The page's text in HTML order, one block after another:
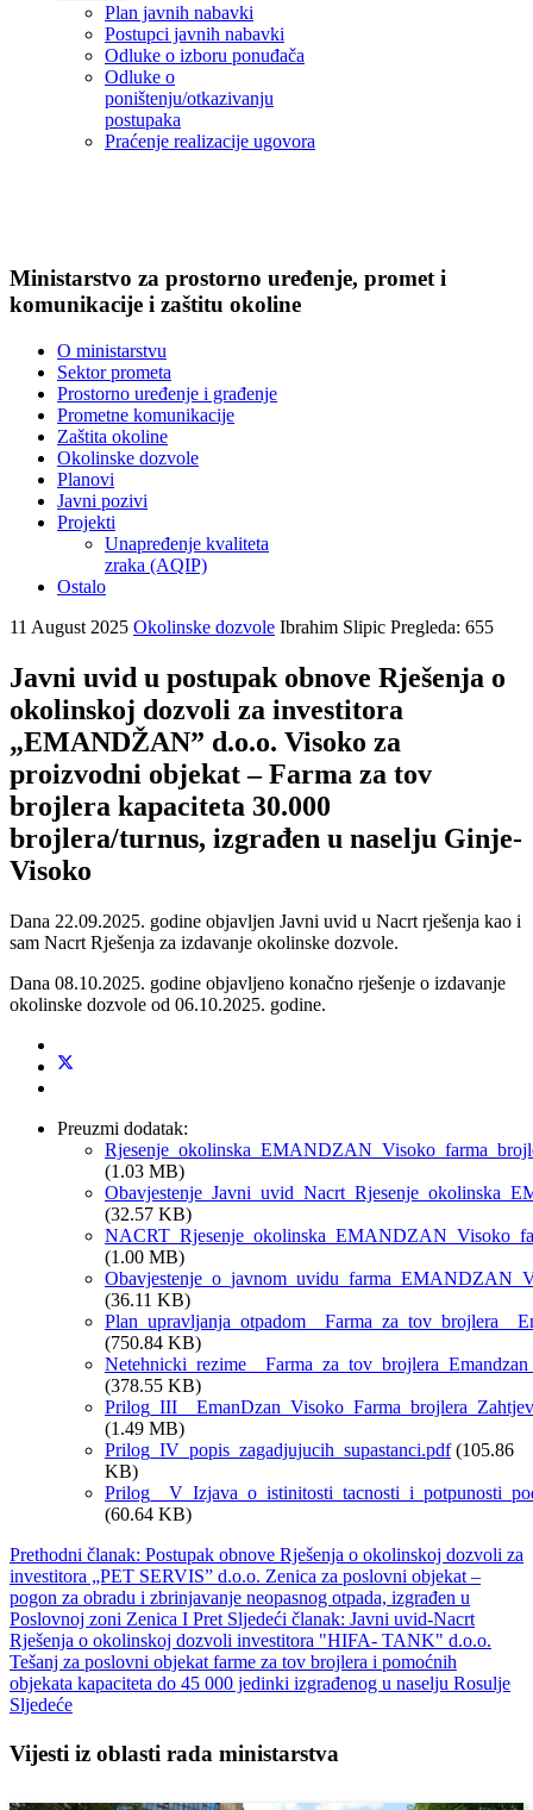
Plan javnih nabavki
Postupci javnih nabavki
Odluke o izboru ponuđača
Odluke o
poništenju/otkazivanju
postupaka
Praćenje realizacije ugovora
Ministarstvo za prostorno uređenje, promet i
komunikacije i zaštitu okoline
O ministarstvu
Sektor prometa
Prostorno uređenje i građenje
Prometne komunikacije
Zaštita okoline
Okolinske dozvole
Planovi
Javni pozivi
Projekti
Unapređenje kvaliteta
zraka (AQIP)
Ostalo
11 August 2025 Okolinske dozvole Ibrahim Slipic Pregleda: 655
Javni uvid u postupak obnove Rješenja o
okolinskoj dozvoli za investitora
„EMANDŽAN” d.o.o. Visoko za
proizvodni objekat – Farma za tov
brojlera kapaciteta 30.000
brojlera/turnus, izgrađen u naselju Ginje-
Visoko
Dana 22.09.2025. godine objavljen Javni uvid u Nacrt rješenja kao i
sam Nacrt Rješenja za izdavanje okolinske dozvole.
Dana 08.10.2025. godine objavljeno konačno rješenje o izdavanje
okolinske dozvole od 06.10.2025. godine.
Preuzmi dodatak:
(1.03 MB)
(32.57 KB)
(1.00 MB)
(36.11 KB)
(750.84 KB)
(378.55 KB)
(1.49 MB)
Prilog_IV_popis_zagadjujucih_supastanci.pdf(105.86
KB)
(60.64 KB)
Prethodni članak: Postupak obnove Rješenja o okolinskoj dozvoli za
investitora „PET SERVIS” d.o.o. Zenica za poslovni objekat –
pogon za obradu i zbrinjavanje neopasnog otpada, izgrađen u
Poslovnoj zoni Zenica I Pret Sljedeći članak: Javni uvid-Nacrt
Rješenja o okolinskoj dozvoli investitora "HIFA- TANK" d.o.o.
Tešanj za poslovni objekat farme za tov brojlera i pomoćnih
objekata kapaciteta do 45 000 jedinki izgrađenog u naselju Rosulje
Sljedeće
Vijesti iz oblasti rada ministarstva